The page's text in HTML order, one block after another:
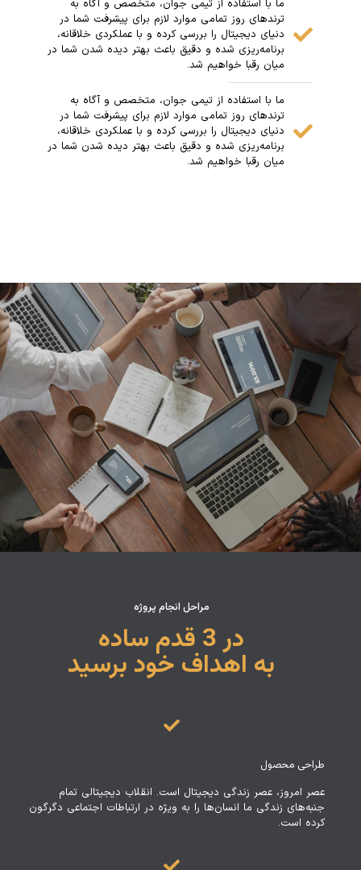
ما با استفاده از تیمی جوان، متخصص و آگاه به
ترندهای روز تمامی موارد لازم برای پیشرفت شما در
دنیای دیجیتال را بررسی کرده و با عملکردی خلاقانه،
برنامه‌ریزی شده و دقیق باعث بهتر دیده شدن شما در
میان رقبا خواهیم شد.
ما با استفاده از تیمی جوان، متخصص و آگاه به
ترندهای روز تمامی موارد لازم برای پیشرفت شما در
دنیای دیجیتال را بررسی کرده و با عملکردی خلاقانه،
برنامه‌ریزی شده و دقیق باعث بهتر دیده شدن شما در
میان رقبا خواهیم شد.
مراحل انجام پروژه
در 3 قدم ساده
به اهداف خود برسید
طراحی محصول
عصر امروز، عصر زندگی دیجیتال است. انقلاب دیجیتالی تمام
جنبه‌های زندگی ما انسان‌ها را به ویژه در ارتباطات اجتماعی دگرگون
کرده است.